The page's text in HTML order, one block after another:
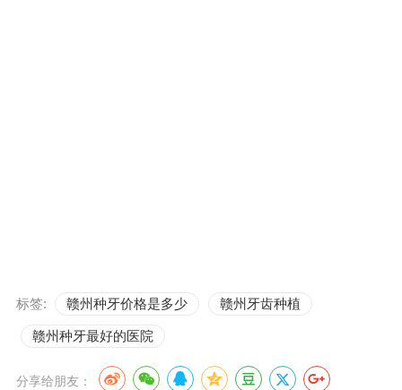
标签: 赣州种牙价格是多少 赣州牙齿种植
赣州种牙最好的医院
分享给朋友：